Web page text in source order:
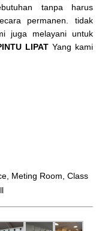
tanpa harus
permanen. tidak
juga melayani untuk
LIPAT Yang kami
Meting Room, Class